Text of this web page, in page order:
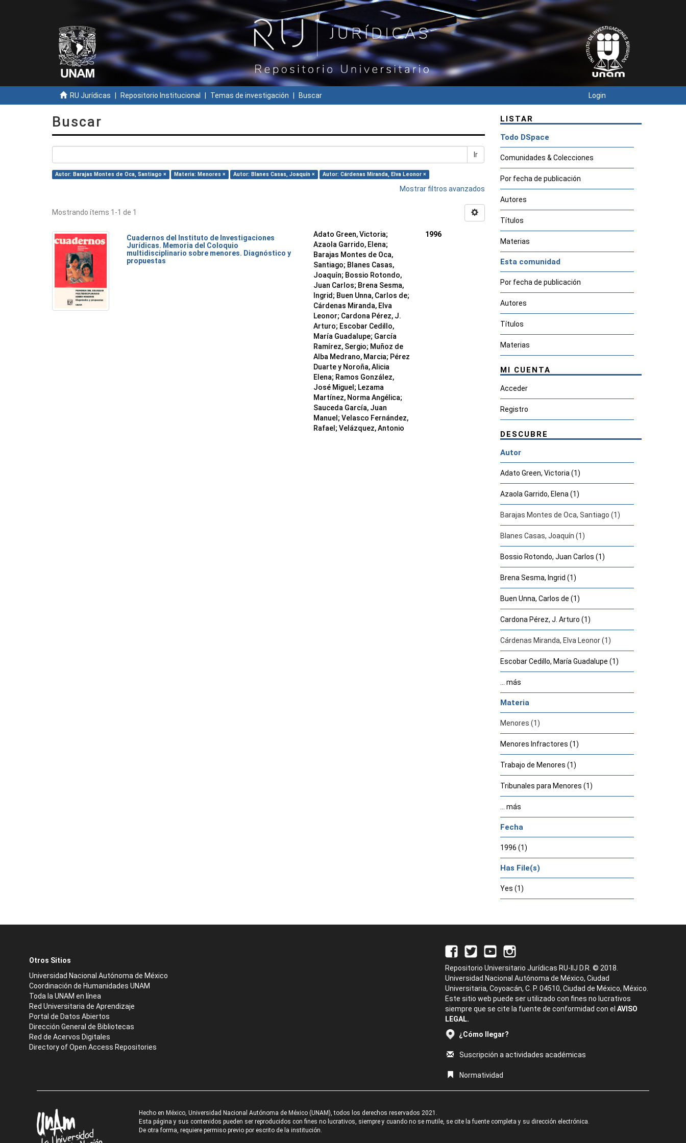
RU Jurídicas Repositorio Institucional Temas de investigación Buscar Login
Buscar
Ir
Autor: Barajas Montes de Oca, Santiago × Materia: Menores × Autor: Blanes Casas, Joaquín × Autor: Cárdenas Miranda, Elva Leonor ×
Mostrar filtros avanzados
Mostrando ítems 1-1 de 1
Cuadernos del Instituto de Investigaciones
Jurídicas. Memoria del Coloquio
multidisciplinario sobre menores. Diagnóstico y
propuestas
Adato Green, Victoria;
Azaola Garrido, Elena;
Barajas Montes de Oca,
Santiago; Blanes Casas,
Joaquín; Bossio Rotondo,
Juan Carlos; Brena Sesma,
Ingrid; Buen Unna, Carlos de;
Cárdenas Miranda, Elva
Leonor; Cardona Pérez, J.
Arturo; Escobar Cedillo,
María Guadalupe; García
Ramírez, Sergio; Muñoz de
Alba Medrano, Marcia; Pérez
Duarte y Noroña, Alicia
Elena; Ramos González,
José Miguel; Lezama
Martínez, Norma Angélica;
Sauceda García, Juan
Manuel; Velasco Fernández,
Rafael; Velázquez, Antonio
1996
LISTAR
Todo DSpace
Comunidades & Colecciones
Por fecha de publicación
Autores
Títulos
Materias
Esta comunidad
Por fecha de publicación
Autores
Títulos
Materias
MI CUENTA
Acceder
Registro
DESCUBRE
Autor
Adato Green, Victoria (1)
Azaola Garrido, Elena (1)
Barajas Montes de Oca, Santiago (1)
Blanes Casas, Joaquín (1)
Bossio Rotondo, Juan Carlos (1)
Brena Sesma, Ingrid (1)
Buen Unna, Carlos de (1)
Cardona Pérez, J. Arturo (1)
Cárdenas Miranda, Elva Leonor (1)
Escobar Cedillo, María Guadalupe (1)
... más
Materia
Menores (1)
Menores Infractores (1)
Trabajo de Menores (1)
Tribunales para Menores (1)
... más
Fecha
1996 (1)
Has File(s)
Yes (1)
Otros Sitios
Universidad Nacional Autónoma de México
Coordinación de Humanidades UNAM
Toda la UNAM en línea
Red Universitaria de Aprendizaje
Portal de Datos Abiertos
Dirección General de Bibliotecas
Red de Acervos Digitales
Directory of Open Access Repositories
Repositorio Universitario Jurídicas RU-IIJ D.R. © 2018.
Universidad Nacional Autónoma de México, Ciudad
Universitaria, Coyoacán, C. P. 04510, Ciudad de México, México.
Este sitio web puede ser utilizado con fines no lucrativos
siempre que se cite la fuente de conformidad con el AVISO
LEGAL.
¿Cómo llegar?
Suscripción a actividades académicas
Normatividad
Hecho en México, Universidad Nacional Autónoma de México (UNAM), todos los derechos reservados 2021.
Esta página y sus contenidos pueden ser reproducidos con fines no lucrativos, siempre y cuando no se mutile, se cite la fuente completa y su dirección electrónica.
De otra forma, requiere permiso previo por escrito de la institución.